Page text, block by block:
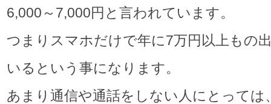
6,000～7,000円と言われています。
つまりスマホだけで年に7万円以上もの
いるという事になります。
あまり通信や通話をしない人にとっては